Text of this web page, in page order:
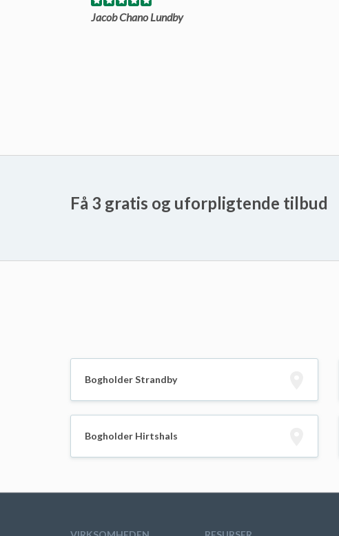
Jacob Chano Lundby
Få 3 gratis og uforpligtende tilbud
Bogholder Strandby
Bogholder Hirtshals